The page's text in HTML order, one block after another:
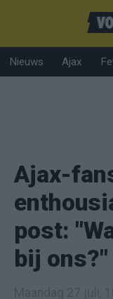
Nieuws Ajax
Ajax-
post:
bij ons?"